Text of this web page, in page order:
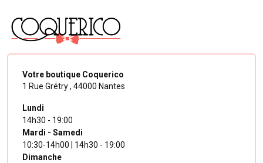
Votre boutique Coquerico
1 Rue Grétry , 44000 Nantes
Lundi
14h30 - 19:00
Mardi - Samedi
10:30-14h00 | 14h30 - 19:00
Dimanche